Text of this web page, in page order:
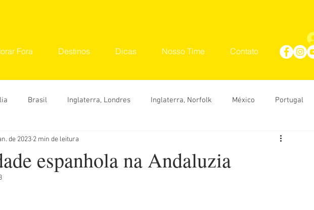
Fora Destinos Dicas Nosso Time Contato
Brasil Inglaterra, Londres Inglaterra, Norfolk México Portugal
Seu Lugar
espanhola na Andaluzia
de 2023 2 min de leitura